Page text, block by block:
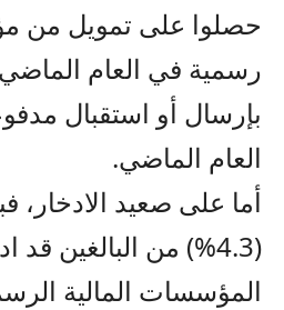
حصلوا على تمويل من
بإرسال أو استقبال
العام الماضي.
أما على صعيد الادخار،
(4.3%) من البالغين
المؤسسات المالية